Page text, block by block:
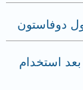
استخدام